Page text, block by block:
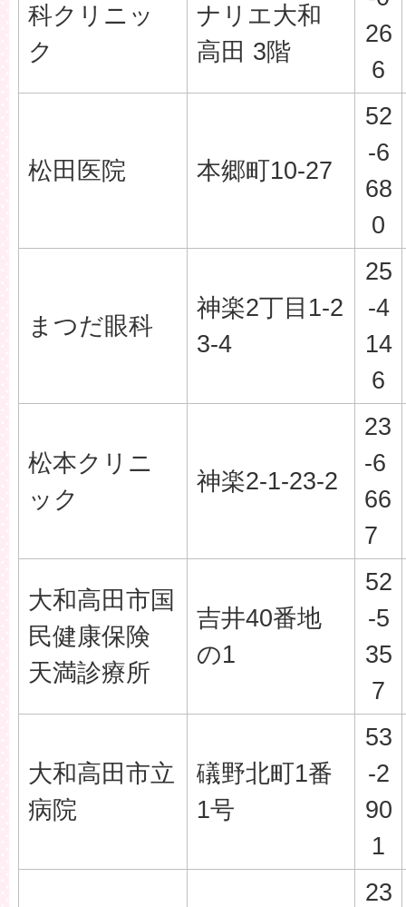
科クリニッ
ク
ナリエ大和
高田 3階
26
6
松田医院 本郷町10-27
52
-6
68
0
まつだ眼科
神楽2丁目1-2
3-4
25
-4
14
6
松本クリニ
ック
神楽2-1-23-2
23
-6
66
7
大和高田市国
民健康保険
天満診療所
吉井40番地
の1
52
-5
35
7
大和高田市立
病院
礒野北町1番
1号
53
-2
90
1
23